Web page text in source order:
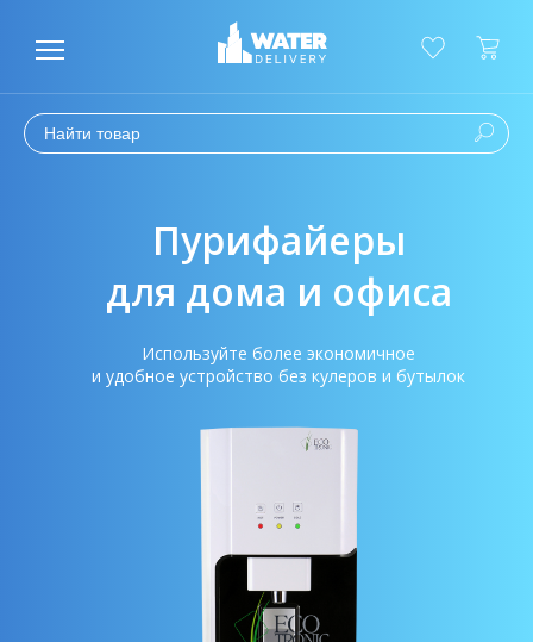
Пурифайеры
для дома и офиса
Используйте более экономичное
и удобное устройство без кулеров и бутылок